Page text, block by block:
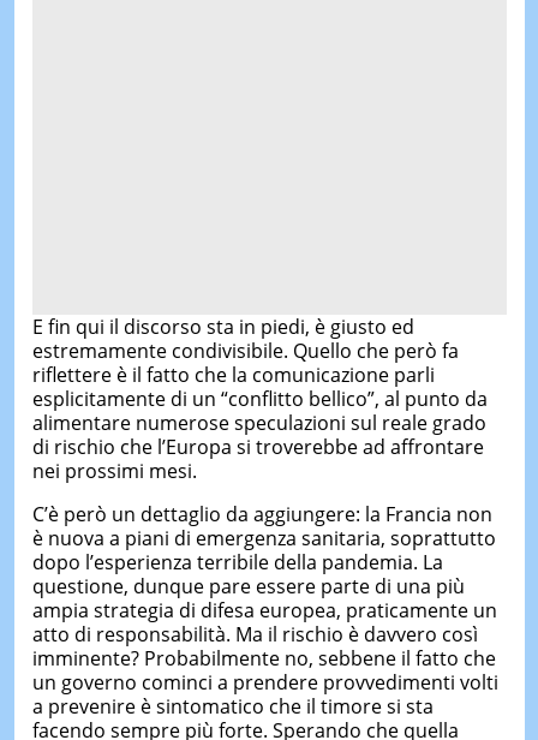
E fin qui il discorso sta in piedi, è giusto ed
estremamente condivisibile. Quello che però fa
riflettere è il fatto che la comunicazione parli
esplicitamente di un “conflitto bellico”, al punto da
alimentare numerose speculazioni sul reale grado
di rischio che l’Europa si troverebbe ad affrontare
nei prossimi mesi.
C’è però un dettaglio da aggiungere: la Francia non
è nuova a piani di emergenza sanitaria, soprattutto
dopo l’esperienza terribile della pandemia. La
questione, dunque pare essere parte di una più
ampia strategia di difesa europea, praticamente un
atto di responsabilità. Ma il rischio è davvero così
imminente? Probabilmente no, sebbene il fatto che
un governo cominci a prendere provvedimenti volti
a prevenire è sintomatico che il timore si sta
facendo sempre più forte. Sperando che quella